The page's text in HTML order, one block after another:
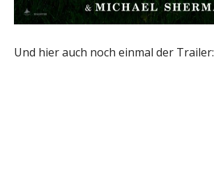
Und hier auch noch einmal der Trailer: